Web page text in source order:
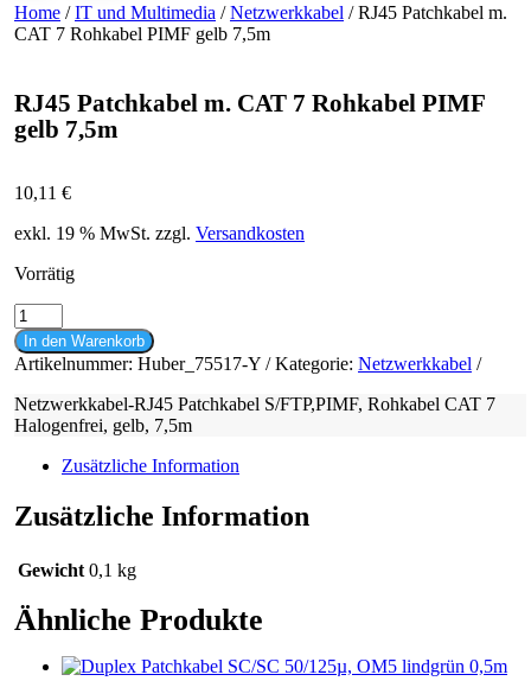
Home /IT und Multimedia /Netzwerkkabel / RJ45 Patchkabel m.
CAT 7 Rohkabel PIMF gelb 7,5m
RJ45 Patchkabel m. CAT 7 Rohkabel PIMF
gelb 7,5m
10,11 €
exkl. 19 % MwSt. zzgl. Versandkosten
Vorrätig
RJ45
Patchkabel
m.
CAT
7
Rohkabel
PIMF
gelb
Menge
In den Warenkorb
Artikelnummer: Huber_75517-Y Kategorie: Netzwerkkabel
Netzwerkkabel-RJ45 Patchkabel S/FTP,PIMF, Rohkabel CAT 7
Halogenfrei, gelb, 7,5m
Zusätzliche Information
Zusätzliche Information
Gewicht 0,1 kg
Ähnliche Produkte